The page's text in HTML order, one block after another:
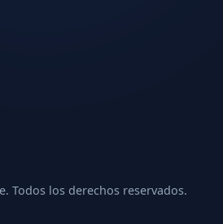
Todos los derechos reservados.